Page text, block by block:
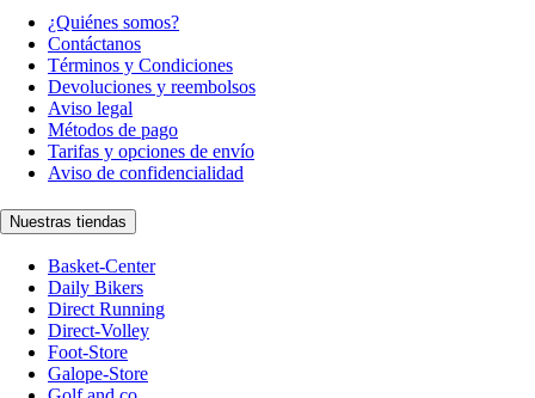
¿Quiénes somos?
Contáctanos
Términos y Condiciones
Devoluciones y reembolsos
Aviso legal
Métodos de pago
Tarifas y opciones de envío
Aviso de confidencialidad
Nuestras tiendas
Basket-Center
Daily Bikers
Direct Running
Direct-Volley
Foot-Store
Galope-Store